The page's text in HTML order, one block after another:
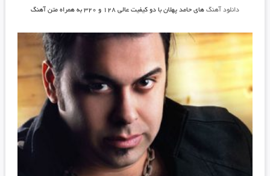
دانلود آهنگهای حامد پهلان با دو کیفیت عالی ۱۲۸ و ۳۲۰ به همراه متن آهنگ